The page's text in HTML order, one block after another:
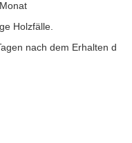
Holzfälle.
nach dem Erhalten d